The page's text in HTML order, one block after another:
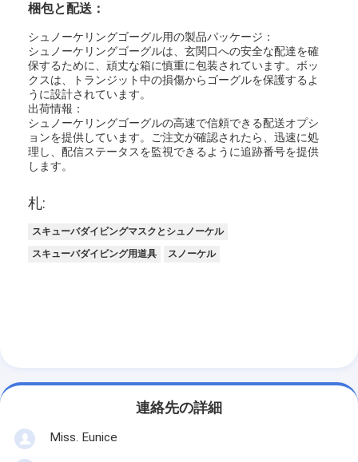
梱包と配送：
シュノーケリングゴーグル用の製品パッケージ：
シュノーケリングゴーグルは、玄関口への安全な配達を確
保するために、頑丈な箱に慎重に包装されています。ボッ
クスは、トランジット中の損傷からゴーグルを保護するよ
うに設計されています。
出荷情報：
シュノーケリングゴーグルの高速で信頼できる配送オプシ
ョンを提供しています。ご注文が確認されたら、迅速に処
理し、配信ステータスを監視できるように追跡番号を提供
します。
札:
スキューバダイビングマスクとシュノーケル
スキューバダイビング用道具
スノーケル
連絡先の詳細
Miss. Eunice